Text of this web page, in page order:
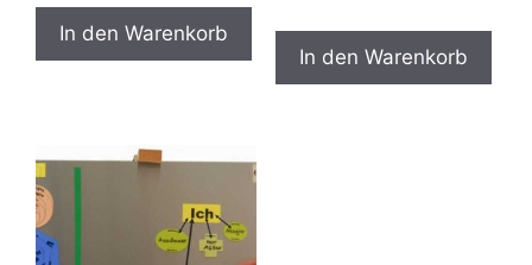
In den Warenkorb
In den Warenkorb